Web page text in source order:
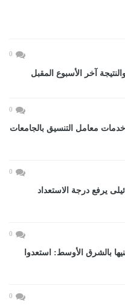
0
آخر الأسبوع المقبل
0
المرحلة الأولى 2026.. خدمات معامل التنسيق بالجامعات
0
يرفع درجة الاستعداد
0
بالشرق الأوسط: استعدوا
0